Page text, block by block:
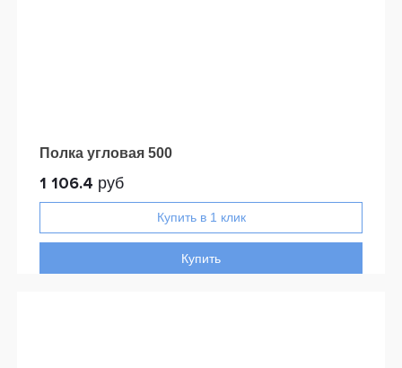
Полка угловая 500
1 106.4 руб
Купить